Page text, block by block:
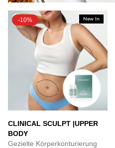
-10% New In
CLINICAL SCULPT |UPPER
BODY
Gezielte Körperkonturierung